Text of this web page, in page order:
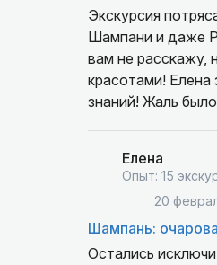
Экскурсия
Шампани и даже
вам не расскажу,
красотами! Елена
знаний! Жаль
Елена
Опыт: 15
20
Шампань:
Остались